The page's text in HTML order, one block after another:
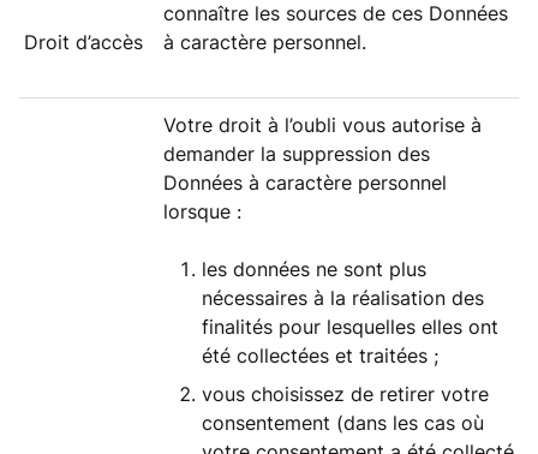
Droit d’accès
connaître les sources de ces Données
à caractère personnel.
Votre droit à l’oubli vous autorise à
demander la suppression des
Données à caractère personnel
lorsque :
les données ne sont plus
nécessaires à la réalisation des
finalités pour lesquelles elles ont
été collectées et traitées ;
vous choisissez de retirer votre
consentement (dans les cas où